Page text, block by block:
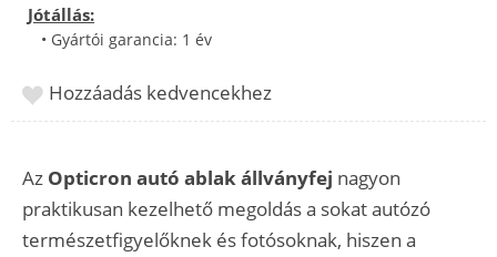
Jótállás:
• Gyártói garancia: 1 év
Hozzáadás kedvencekhez
Az Opticron autó ablak állványfej nagyon
praktikusan kezelhető megoldás a sokat autózó
természetfigyelőknek és fotósoknak, hiszen a